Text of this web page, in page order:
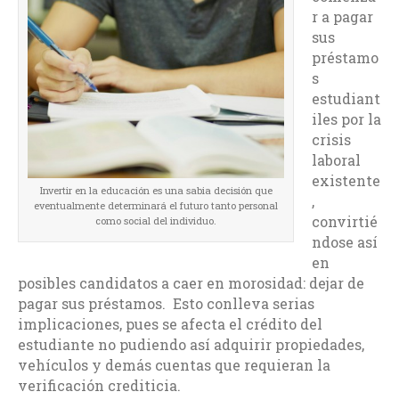
Invertir en la educación es una sabia decisión que
eventualmente determinará el futuro tanto personal
como social del individuo.
r a pagar
sus
préstamo
s
estudiant
iles por la
crisis
laboral
existente
,
convirtié
ndose así
en
posibles candidatos a caer en morosidad: dejar de
pagar sus préstamos. Esto conlleva serias
implicaciones, pues se afecta el crédito del
estudiante no pudiendo así adquirir propiedades,
vehículos y demás cuentas que requieran la
verificación crediticia.